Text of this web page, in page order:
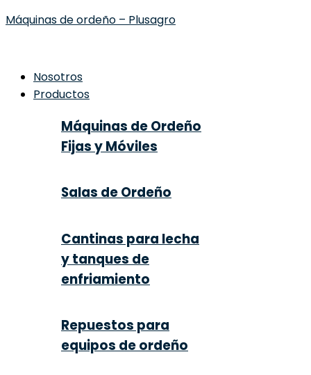
Máquinas de ordeño – Plusagro
Nosotros
Productos
Máquinas de Ordeño
Fijas y Móviles
Salas de Ordeño
Cantinas para lecha
y tanques de
enfriamiento
Repuestos para
equipos de ordeño